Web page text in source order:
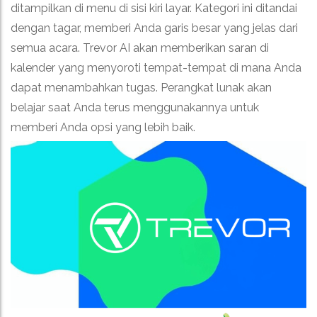
ditampilkan di menu di sisi kiri layar. Kategori ini ditandai
dengan tagar, memberi Anda garis besar yang jelas dari
semua acara. Trevor AI akan memberikan saran di
kalender yang menyoroti tempat-tempat di mana Anda
dapat menambahkan tugas. Perangkat lunak akan
belajar saat Anda terus menggunakannya untuk
memberi Anda opsi yang lebih baik.